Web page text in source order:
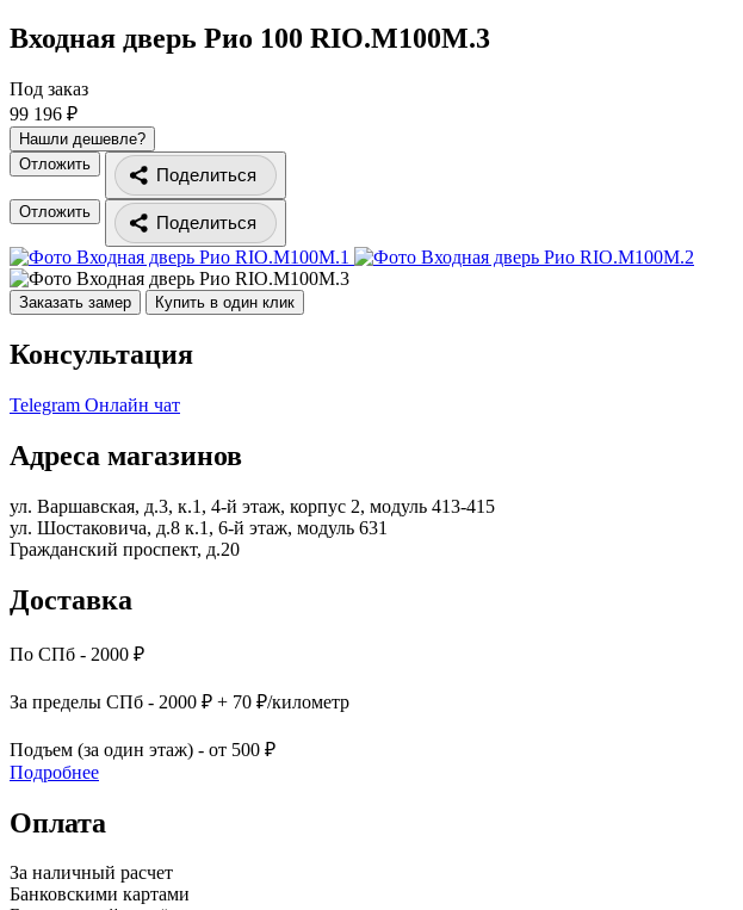
Входная дверь Рио 100 RIO.M100M.3
Под заказ
99 196 ₽
Нашли дешевле?
Отложить
Поделиться
Отложить
Поделиться
Заказать замер Купить в один клик
Консультация
Telegram Онлайн чат
Адреса магазинов
ул. Варшавская, д.3, к.1, 4-й этаж, корпус 2, модуль 413-415
ул. Шостаковича, д.8 к.1, 6-й этаж, модуль 631
Гражданский проспект, д.20
Доставка
По СПб - 2000 ₽
За пределы СПб - 2000 ₽ + 70 ₽/километр
Подъем (за один этаж) - от 500 ₽
Подробнее
Оплата
За наличный расчет
Банковскими картами